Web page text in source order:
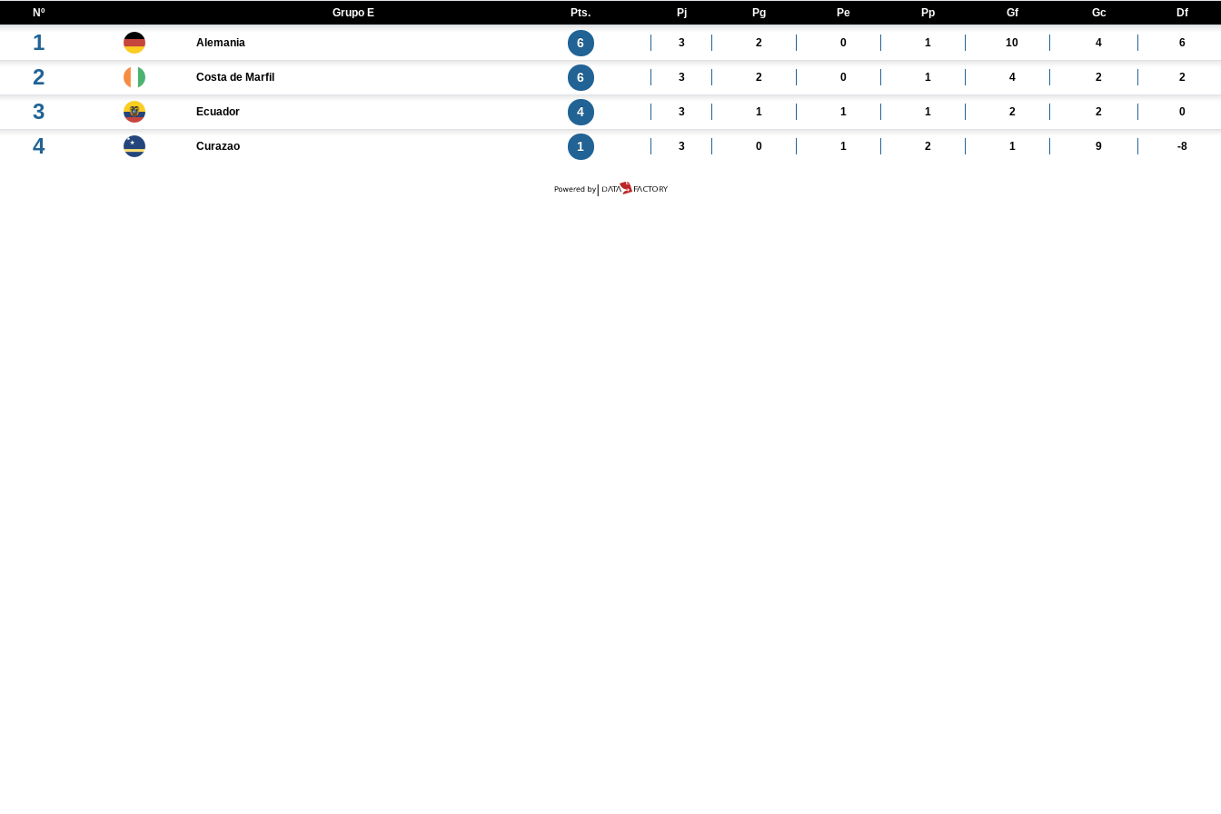
Nº Grupo E Pts. Pj Pg Pe Pp Gf Gc Df
1 Alemania 6 3 2 0 1 10 4 6
2 Costa de Marfil 6 3 2 0 1 4 2 2
3 Ecuador 4 3 1 1 1 2 2 0
4 Curazao 1 3 0 1 2 1 9 -8